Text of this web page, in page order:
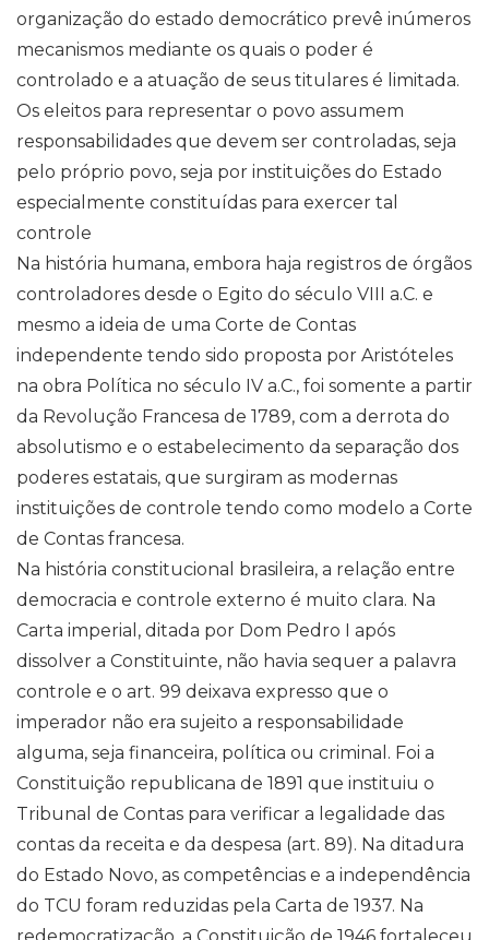
organização do estado democrático prevê inúmeros
mecanismos mediante os quais o poder é
controlado e a atuação de seus titulares é limitada.
Os eleitos para representar o povo assumem
responsabilidades que devem ser controladas, seja
pelo próprio povo, seja por instituições do Estado
especialmente constituídas para exercer tal
controle
Na história humana, embora haja registros de órgãos
controladores desde o Egito do século VIII a.C. e
mesmo a ideia de uma Corte de Contas
independente tendo sido proposta por Aristóteles
na obra Política no século IV a.C., foi somente a partir
da Revolução Francesa de 1789, com a derrota do
absolutismo e o estabelecimento da separação dos
poderes estatais, que surgiram as modernas
instituições de controle tendo como modelo a Corte
de Contas francesa.
Na história constitucional brasileira, a relação entre
democracia e controle externo é muito clara. Na
Carta imperial, ditada por Dom Pedro I após
dissolver a Constituinte, não havia sequer a palavra
controle e o art. 99 deixava expresso que o
imperador não era sujeito a responsabilidade
alguma, seja financeira, política ou criminal. Foi a
Constituição republicana de 1891 que instituiu o
Tribunal de Contas para verificar a legalidade das
contas da receita e da despesa (art. 89). Na ditadura
do Estado Novo, as competências e a independência
do TCU foram reduzidas pela Carta de 1937. Na